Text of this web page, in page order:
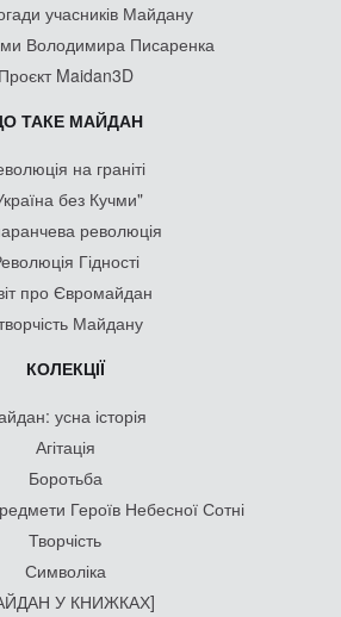
учасників Майдану
Володимира Писаренка
Проєкт Maidan3D
ТАКЕ МАЙДАН
на граніті
без Кучми"
революція
Гідності
про Євромайдан
Майдану
КОЛЕКЦІЇ
усна історія
Агітація
Боротьба
Героїв Небесної Сотні
Творчість
Символіка
У КНИЖКАХ]